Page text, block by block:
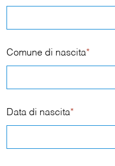
Comune di nascita*
Data di nascita*